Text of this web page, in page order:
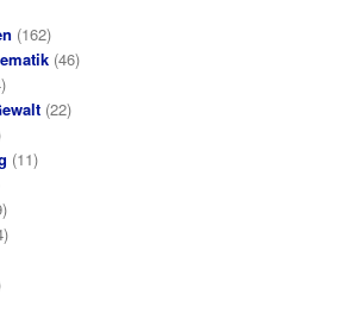
(162)
(46)
(22)
(11)